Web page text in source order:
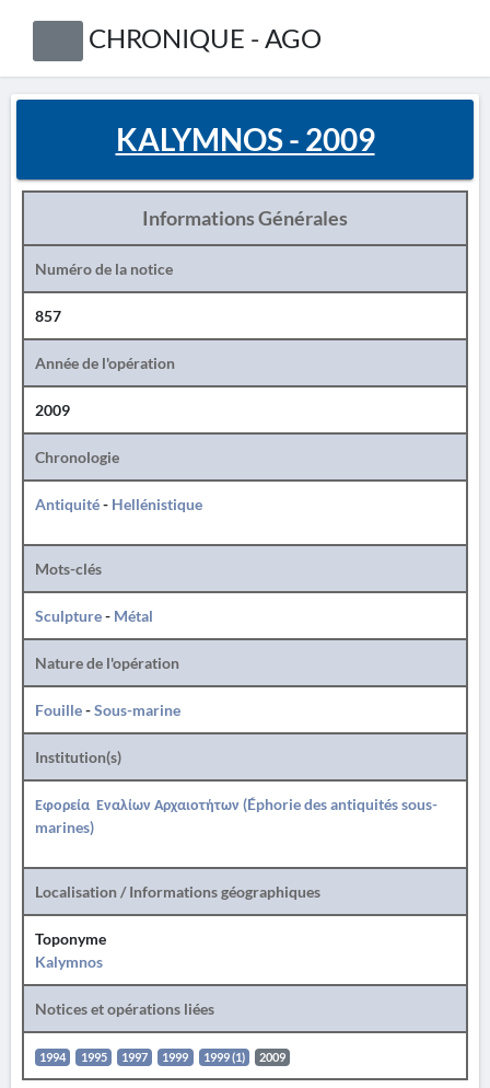
CHRONIQUE - AGO
KALYMNOS - 2009
Informations Générales
Numéro de la notice
857
Année de l'opération
2009
Chronologie
Antiquité- Hellénistique
Mots-clés
Sculpture- Métal
Nature de l'opération
Fouille-Sous-marine
Institution(s)
Εφορεία Εναλίων Αρχαιοτήτων (Éphorie des antiquités sous-
marines)
Localisation / Informations géographiques
Toponyme
Kalymnos
Notices et opérations liées
1994 1995 1997 1999 1999 (1) 2009